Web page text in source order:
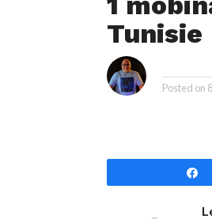
Tunisie
Posted on